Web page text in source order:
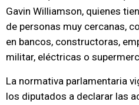
Gavin Williamson, quienes
de personas muy cercanas,
en bancos, constructoras,
militar, eléctricas o
La normativa parlamentaria
los diputados a declarar las